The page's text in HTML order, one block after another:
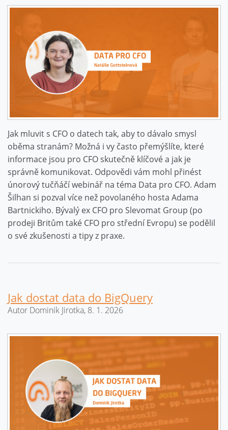
Jak mluvit s CFO o datech tak, aby to dávalo smysl
oběma stranám? Možná i vy často přemýšlíte, které
informace jsou pro CFO skutečně klíčové a jak je
správně komunikovat. Odpovědi vám mohl přinést
únorový tučňáčí webinář na téma Data pro CFO. Adam
Šilhan si pozval více než povolaného hosta Adama
Bartnickiho. Bývalý ex CFO pro Slevomat Group (po
prodeji Britům také CFO pro střední Evropu) se podělil
o své zkušenosti a tipy z praxe.
Jak dostat data do BigQuery
Autor Dominik Jirotka, 8. 1. 2026